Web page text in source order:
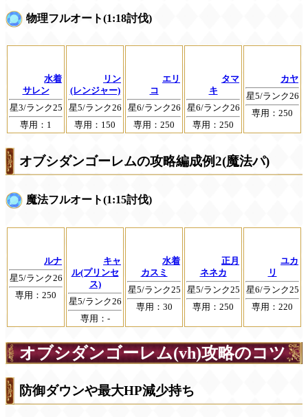
物理フルオート(1:18討伐)
水着
サレン
星3/ランク25
専用：1
リン
(レンジャー)
星5/ランク26
専用：150
エリ
コ
星6/ランク26
専用：250
タマ
キ
星6/ランク26
専用：250
カヤ
星5/ランク26
専用：250
オブシダンゴーレムの攻略編成例2(魔法パ)
魔法フルオート(1:15討伐)
ルナ
星5/ランク26
専用：250
キャ
ル(プリンセ
ス)
星5/ランク26
専用：-
水着
カスミ
星5/ランク25
専用：30
正月
ネネカ
星5/ランク25
専用：250
ユカ
リ
星6/ランク25
専用：220
オブシダンゴーレム(vh)攻略のコツ
防御ダウンや最大HP減少持ち